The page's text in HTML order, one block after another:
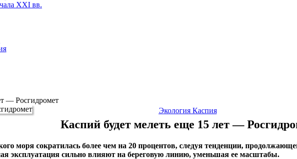
XXI вв.
— Росгидромет
Экология Каспия
Каспий будет мелеть еще 15 лет —
моря сократилась более чем на 20 процентов, следуя тенденции,
эксплуатация сильно влияют на береговую линию, уменьшая ее масштабы.